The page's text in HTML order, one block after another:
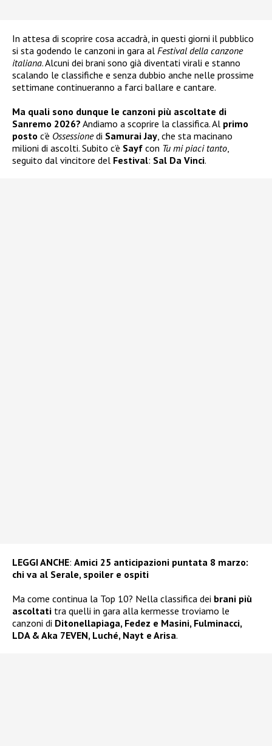
In attesa di scoprire cosa accadrà, in questi giorni il pubblico
si sta godendo le canzoni in gara al Festival della canzone
italiana. Alcuni dei brani sono già diventati virali e stanno
scalando le classifiche e senza dubbio anche nelle prossime
settimane continueranno a farci ballare e cantare.
Ma quali sono dunque le canzoni più ascoltate di
Sanremo 2026? Andiamo a scoprire la classifica. Al primo
posto c’è Ossessionedi Samurai Jay , che sta macinano
milioni di ascolti. Subito c’è Sayf con Tu mi piaci tanto
seguito dal vincitore del Festival: Sal Da Vinci.
LEGGI ANCHE: Amici 25 anticipazioni puntata 8 marzo:
chi va al Serale, spoiler e ospiti
Ma come continua la Top 10? Nella classifica dei brani più
ascoltati tra quelli in gara alla kermesse troviamo le
canzoni di Ditonellapiaga, Fedez e Masini, Fulminacci,
LDA & Aka 7EVEN, Luché, Nayt e Arisa.